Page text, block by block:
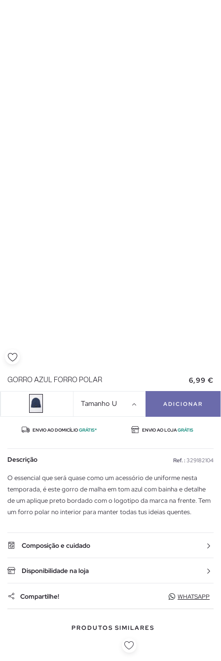
GORRO AZUL FORRO POLAR 6,99 €
Tamanho U ADICIONAR
ENVIO AO DOMICÍLIOGRÁTIS* ENVIO AO LOJAGRÁTIS
Descrição Ref. : 329182104
O essencial que será quase como um acessório de uniforme nesta
temporada, é este gorro de malha em tom azul com bainha e detalhe
de um aplique preto bordado com o logotipo da marca na frente. Tem
um forro polar no interior para manter todas tus ideias quentes.
Composição e cuidado
Disponibilidade na loja
Compartilhe! WHATSAPP
PRODUTOS SIMILARES